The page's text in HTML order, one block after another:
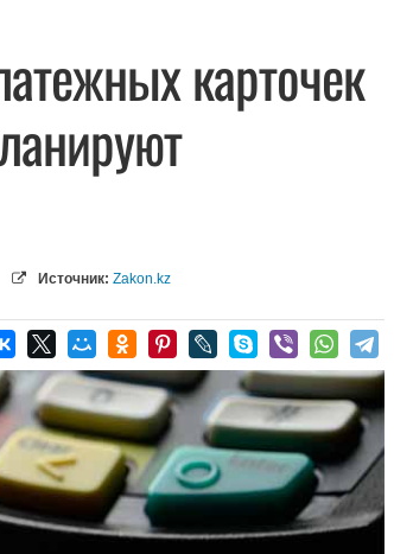
карточек
Источник: Zakon.kz